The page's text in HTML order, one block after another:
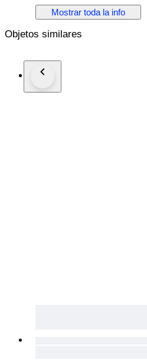
Nuovo con scatola e certificato
Mostrar toda la info
Objetos similares